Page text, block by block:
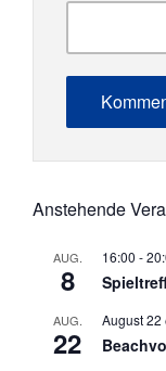
Anstehende
AUG.
8
16:00 -
AUG.
22
August 22